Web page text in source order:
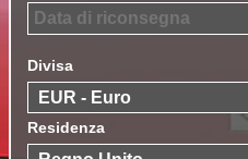
Divisa
Residenza